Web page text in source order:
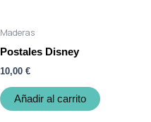
Maderas
Postales Disney
10,00 €
Añadir al carrito